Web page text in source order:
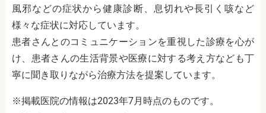
風邪などの症状から健康診断、息切れや長引く咳など
様々な症状に対応しています。
患者さんとのコミュニケーションを重視した診療を心が
け、患者さんの生活背景や医療に対する考え方なども丁
寧に聞き取りながら治療方法を提案しています。
※掲載医院の情報は2023年7月時点のものです。